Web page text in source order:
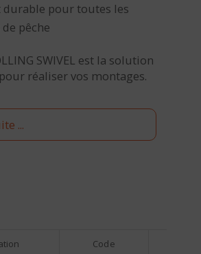
durable pour toutes les
pêche
SWIVEL est la solution
réaliser vos montages.
...
Code